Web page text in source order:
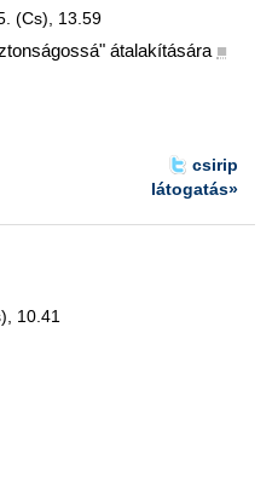
(Cs), 13.59
átalakítására ■
csirip
látogatás»
10.41